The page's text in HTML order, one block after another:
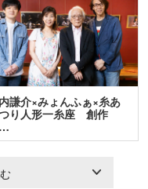
謙介×みょんふぁ×糸あ
り人形一糸座 創作